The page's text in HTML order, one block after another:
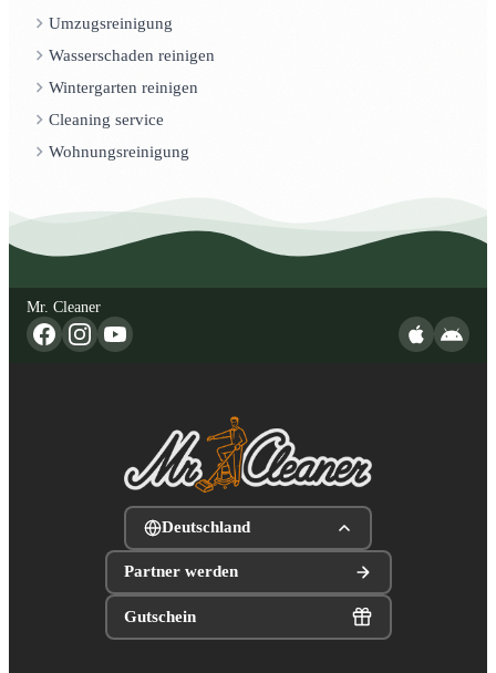
Umzugsreinigung
Wasserschaden reinigen
Wintergarten reinigen
Cleaning service
Wohnungsreinigung
Mr. Cleaner
Deutschland
Partner werden
Gutschein